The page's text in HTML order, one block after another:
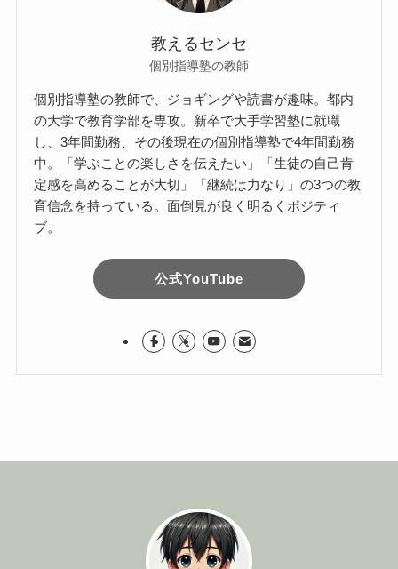
教えるセンセ
個別指導塾の教師
個別指導塾の教師で、ジョギングや読書が趣味。都内
の大学で教育学部を専攻。新卒で大手学習塾に就職
し、3年間勤務、その後現在の個別指導塾で4年間勤務
中。「学ぶことの楽しさを伝えたい」「生徒の自己肯
定感を高めることが大切」「継続は力なり」の3つの教
育信念を持っている。面倒見が良く明るくポジティ
ブ。
公式YouTube